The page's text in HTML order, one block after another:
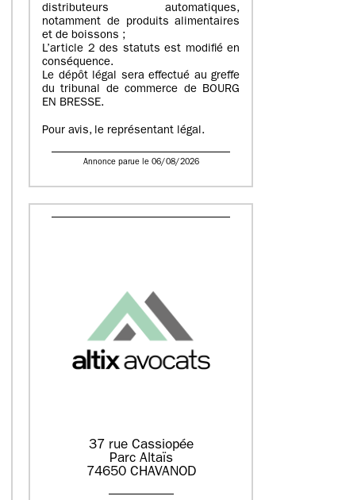
distributeurs automatiques,
notamment de produits alimentaires
et de boissons ;
L’article 2 des statuts est modifié en
conséquence.
Le dépôt légal sera effectué au greffe
du tribunal de commerce de BOURG
EN BRESSE.
Pour avis, le représentant légal.
Annonce parue le 06/08/2026
37 rue Cassiopée
Parc Altaïs
74650 CHAVANOD